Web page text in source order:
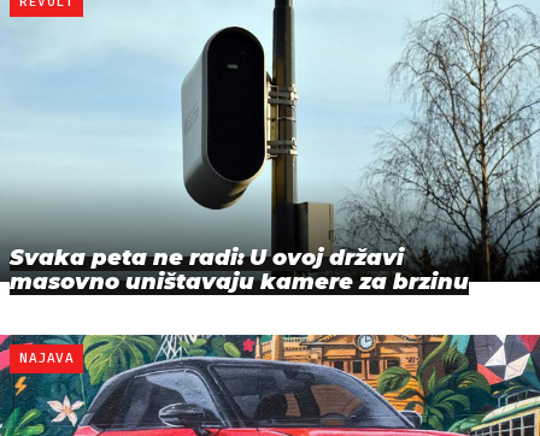
Svaka peta ne radi: U ovoj državi
masovno uništavaju kamere za brzinu
NAJAVA